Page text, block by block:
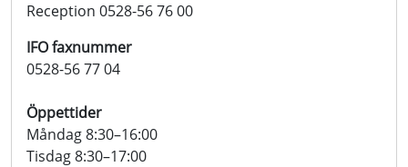
Reception 0528-56 76 00
IFO faxnummer
0528-56 77 04
Öppettider
Måndag 8:30–16:00
Tisdag 8:30–17:00